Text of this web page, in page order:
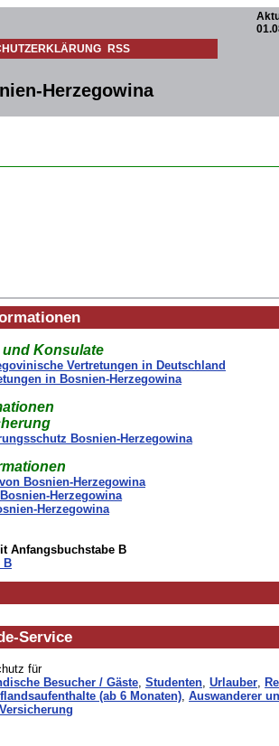
RSS
Herzegowina
Konsulate
Vertretungen in Deutschland
in Bosnien-Herzegowina
Bosnien-Herzegowina
Bosnien-Herzegowina
Herzegowina
Herzegowina
Anfangsbuchstabe B
B
Service
für
Besucher / Gäste, Studenten, Urlauber,
(ab 6 Monaten), Auswanderer